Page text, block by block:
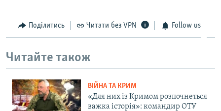
Поділитись Читати без VPN Follow us
Читайте також
ВІЙНА ТА КРИМ
«Для них із Кримом розпочнеться
важка історія»: командир ОТУ